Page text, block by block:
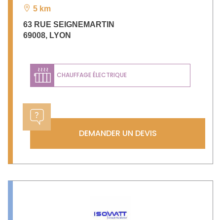
5 km
63 RUE SEIGNEMARTIN
69008, LYON
CHAUFFAGE ÉLECTRIQUE
DEMANDER UN DEVIS